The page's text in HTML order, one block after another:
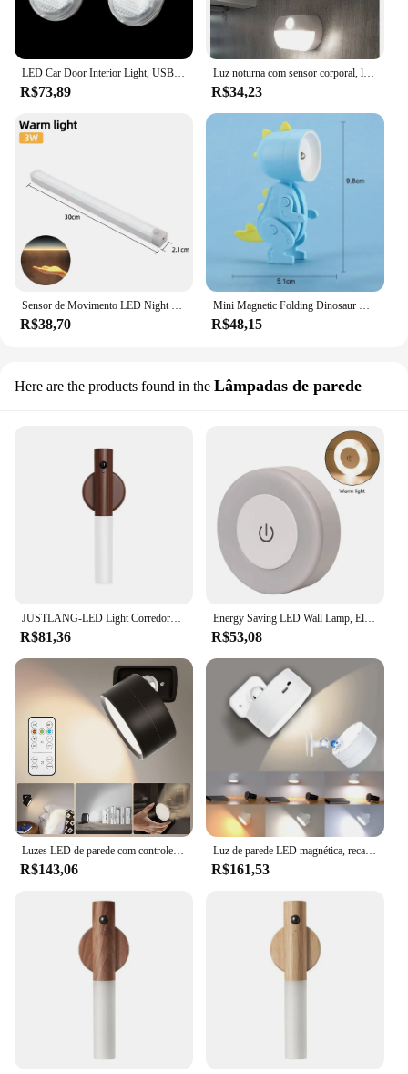
LED Car Door Interior Light, USB recarregável, interruptor magnético sem fio, lâmpada da noite, sinal da porta do carro, iluminação bem-vindo, 1, 2, 4Pcs
R$73,89
Luz noturna com sensor corporal, luz quente e fria, canto redondo, branco, simples, compacto, lâmpada de parede magnética para quarto, escadas, banheiro
R$34,23
Sensor de Movimento LED Night Lights, USB Recarregável, Magnético, Sem fio, Lâmpada para Guarda-Roupa, Quarto, Armário, Cozinha, Corrimão, Lâmpada Detector de Tubo
R$38,70
Mini Magnetic Folding Dinosaur Night Light, Luzes noturnas LED, Lâmpada para quarto, mesa de cabeceira, ornamentos, brinquedos infantis, bateria
R$48,15
Here are the products found in the Lâmpadas de parede
JUSTLANG-LED Light Corredores magnéticos USB, luzes varanda, sensor de movimento PIR, indução totalmente automática
R$81,36
Energy Saving LED Wall Lamp, Eletrodoméstico, Sensor Night Light, USB Recarregável, Decoração do quarto, Iluminação Magnética
R$53,08
Luzes LED de parede com controle remoto, arandelas de parede magnética sem fio, 3 cores, regulável, USB recarregável, quarto, luz de cabeceira
R$143,06
Luz de parede LED magnética, recarregável, luzes de leitura, rotação de 360 °, controle remoto por toque
R$161,53